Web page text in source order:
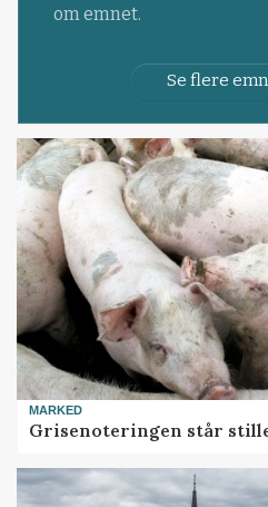
om emnet.
Se flere
MARKED
Grisenoteringen står